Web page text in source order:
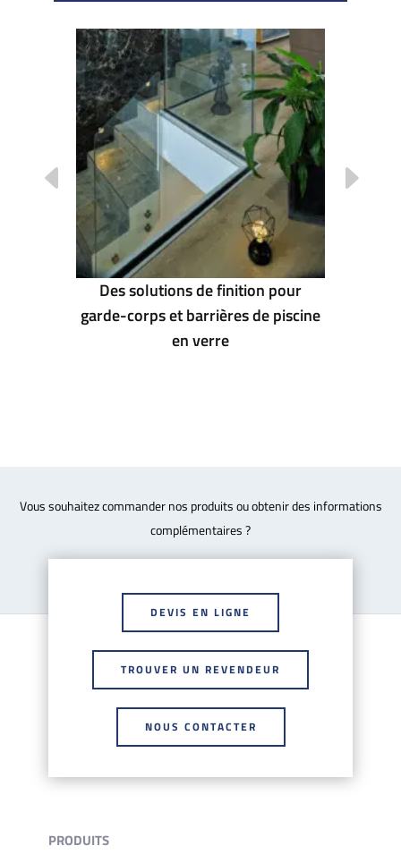
Des solutions de finition pour
garde-corps et barrières de piscine
en verre
Vous souhaitez commander nos produits ou obtenir des informations
complémentaires ?
DEVIS EN LIGNE
TROUVER UN REVENDEUR
NOUS CONTACTER
PRODUITS